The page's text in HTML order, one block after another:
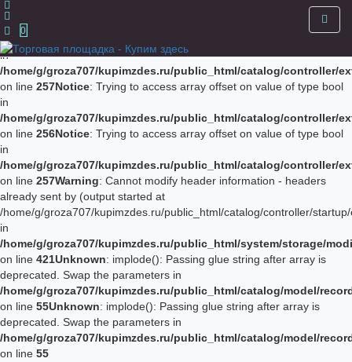
Notice
/home/g/groza707/kupimzdes.ru/public_html/catalog/controller/
on line
in
/home/g/groza707/kupimzdes.ru/public_html/catalog/controller/
on line 257Notice: Trying to access array offset on value of type bool
in
/home/g/groza707/kupimzdes.ru/public_html/catalog/controller/
on line 256Notice: Trying to access array offset on value of type bool
in
/home/g/groza707/kupimzdes.ru/public_html/catalog/controller/
on line 257Warning: Cannot modify header information - headers
already sent by (output started at
/home/g/groza707/kupimzdes.ru/public_html/catalog/controller/
in
/home/g/groza707/kupimzdes.ru/public_html/system/storage/
on line 421Unknown: implode(): Passing glue string after array is
deprecated. Swap the parameters in
/home/g/groza707/kupimzdes.ru/public_html/catalog/model/
on line 55Unknown: implode(): Passing glue string after array is
deprecated. Swap the parameters in
/home/g/groza707/kupimzdes.ru/public_html/catalog/model/
on line 55
0